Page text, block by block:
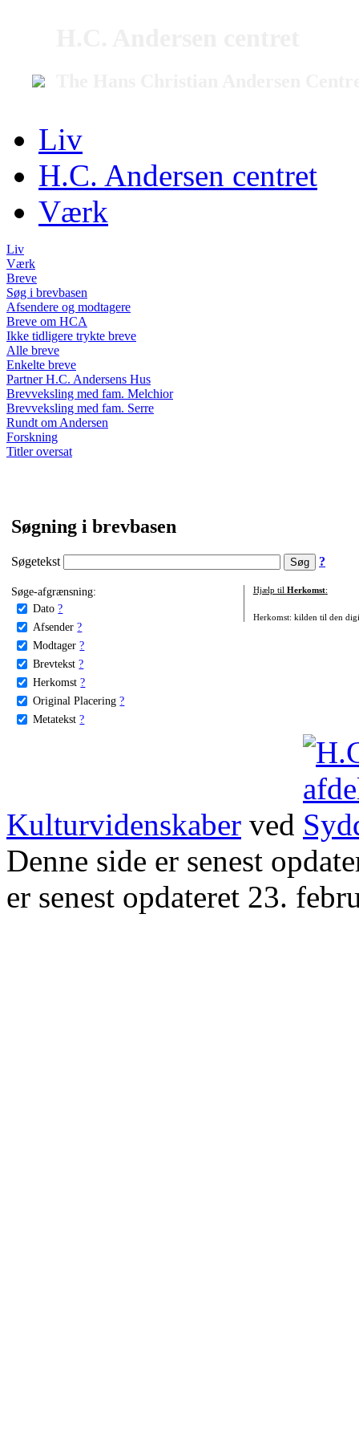
Liv
H.C. Andersen centret
Værk
Liv
Værk
Breve
Søg i brevbasen
Afsendere og modtagere
Breve om HCA
Ikke tidligere trykte breve
Alle breve
Enkelte breve
Partner H.C. Andersens Hus
Brevveksling med fam. Melchior
Brevveksling med fam. Serre
Rundt om Andersen
Forskning
Titler oversat
Søgning i brevbasen
Søgetekst ?
Søge-afgrænsning:
Dato ?
Afsender ?
Modtager ?
Brevtekst ?
Herkomst ?
Original Placering ?
Metatekst ?
Hjælp til Herkomst:
Herkomst: kilden til den
Kulturvidenskaber ved
Denne side er senest
er senest opdateret 23.